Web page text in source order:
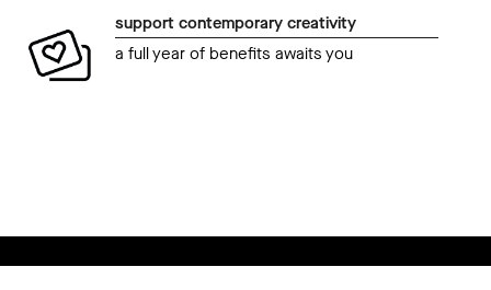
support contemporary creativity
a full year of benefits awaits you